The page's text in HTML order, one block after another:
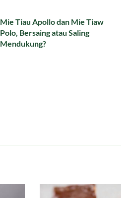
Mie Tiau Apollo dan Mie Tiaw
Polo, Bersaing atau Saling
Mendukung?